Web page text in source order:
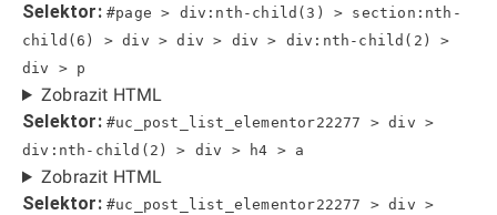
Selektor: #page > div:nth-child(3) > section:nth-
child(6) > div > div > div > div:nth-child(2) >
div > p
Zobrazit HTML
Selektor: #uc_post_list_elementor22277 > div >
div:nth-child(2) > div > h4 > a
Zobrazit HTML
Selektor: #uc_post_list_elementor22277 > div >